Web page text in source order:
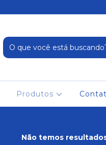
Produtos
Não temos